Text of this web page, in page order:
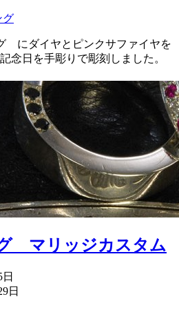
グ
にダイヤとピンクサファイヤを
念日を手彫りで彫刻しました。
マリッジカスタム
日